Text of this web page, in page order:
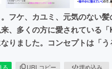
フケ、カユミ、元気のない
、多くの方に愛されている
りました。コンセプトは「う
る URLコピー 埋め込み